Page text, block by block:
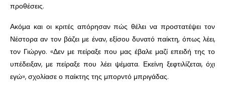
προθέσεις.
Ακόμα και οι κριτές απόρησαν πώς θέλει να προστατέψει τον
Νέστορα αν τον βάζει με έναν, εξίσου δυνατό παίκτη, όπως λέει,
τον Γιώργο. «Δεν με πείραξε που μας έβαλε μαζί επειδή της το
υπέδειξαν, με πείραξε που λέει ψέματα. Εκείνη ξεφτιλίζεται, όχι
εγώ», σχολίασε ο παίκτης της μπορντό μπριγάδας.